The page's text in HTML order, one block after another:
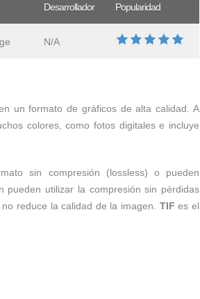
Desarrollador Popularidad
N/A
un formato de gráficos de alta calidad. A
colores, como fotos digitales e incluye
sin compresión (lossless) o pueden
pueden utilizar la compresión sin pérdidas
reduce la calidad de la imagen. TIF es el